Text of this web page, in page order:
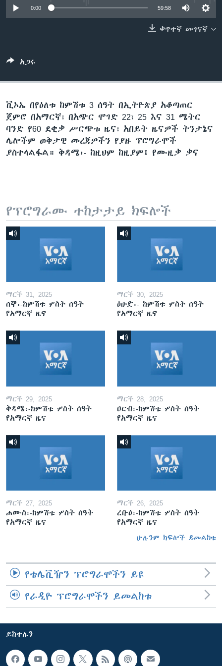
0:00 59:58
ቀጥተኛ መገናኛ
አጋሩ
ቪኦኤ በየዕለቱ ከምሽቱ 3 ሰዓት በኢትዮጵያ አቆጣጠር
ጀምሮ በአማርኛ፣ በአጭር ሞገድ 22፣ 25 እና 31 ሜትር
ባንድ የ60 ደቂቃ ሥርጭቱ ዜና፣ አበይት ዜናዎች ትንታኔና
ሌሎችም ወቅታዊ መረጃዎችን የያዙ ፕሮግራሞች
ያስተላልፋል። ቅዳሜ፡- ከዚህም ከዚያም፤ የሙዚቃ ቃና
የፕሮግራሙ ተከታታይ ክፍሎች
ማርች 31, 2025
ሰኞ፡-ከምሽቱ ሦስት ሰዓት
የአማርኛ ዜና
ማርች 30, 2025
ዕሁድ፡- ከምሽቱ ሦስት ሰዓት
የአማርኛ ዜና
ማርች 29, 2025
ቅዳሜ፡-ከምሽቱ ሦስት ሰዓት
የአማርኛ ዜና
ማርች 28, 2025
ዐርብ፡-ከምሽቱ ሦስት ሰዓት
የአማርኛ ዜና
ማርች 27, 2025
ሐሙስ፡-ከምሽቱ ሦስት ሰዓት
የአማርኛ ዜና
ማርች 26, 2025
ረቡዕ፡-ከምሽቱ ሦስት ሰዓት
የአማርኛ ዜና
ሁሉንም ክፍሎች ይመልከቱ
የቴሌቪዥን ፕሮግራሞችን ይዩ
የራዲዮ ፕሮግራሞችን ይመልከቱ
ይከተሉን